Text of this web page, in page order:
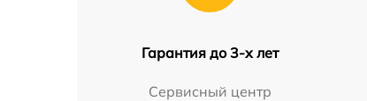
Гарантия до 3-х лет
Сервисный центр